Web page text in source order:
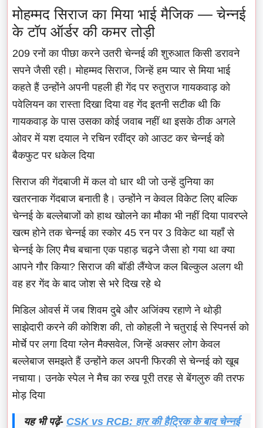
मोहम्मद सिराज का मिया भाई मैजिक — चेन्नई
के टॉप ऑर्डर की कमर तोड़ी
209 रनों का पीछा करने उतरी चेन्नई की शुरुआत किसी डरावने
सपने जैसी रही। मोहम्मद सिराज, जिन्हें हम प्यार से मिया भाई
कहते हैं उन्होंने अपनी पहली ही गेंद पर रुतुराज गायकवाड़ को
पवेलियन का रास्ता दिखा दिया वह गेंद इतनी सटीक थी कि
गायकवाड़ के पास उसका कोई जवाब नहीं था इसके ठीक अगले
ओवर में यश दयाल ने रचिन रवींद्र को आउट कर चेन्नई को
बैकफुट पर धकेल दिया
सिराज की गेंदबाजी में कल वो धार थी जो उन्हें दुनिया का
खतरनाक गेंदबाज बनाती है। उन्होंने न केवल विकेट लिए बल्कि
चेन्नई के बल्लेबाजों को हाथ खोलने का मौका भी नहीं दिया पावरप्ले
खत्म होने तक चेन्नई का स्कोर 45 रन पर 3 विकेट था यहाँ से
चेन्नई के लिए मैच बचाना एक पहाड़ चढ़ने जैसा हो गया था क्या
आपने गौर किया? सिराज की बॉडी लैंग्वेज कल बिल्कुल अलग थी
वह हर गेंद के बाद जोश से भरे दिख रहे थे
मिडिल ओवर्स में जब शिवम दुबे और अजिंक्य रहाणे ने थोड़ी
साझेदारी करने की कोशिश की, तो कोहली ने चतुराई से स्पिनर्स को
मोर्चे पर लगा दिया ग्लेन मैक्सवेल, जिन्हें अक्सर लोग केवल
बल्लेबाज समझते हैं उन्होंने कल अपनी फिरकी से चेन्नई को खूब
नचाया। उनके स्पेल ने मैच का रुख पूरी तरह से बेंगलुरु की तरफ
मोड़ दिया
यह भी पढ़ें- CSK vs RCB: हार की हैट्रिक के बाद चेन्नई